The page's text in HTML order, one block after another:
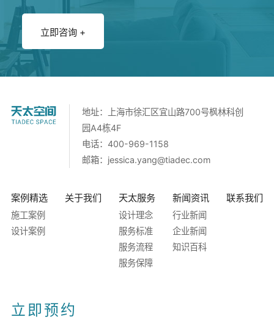
立即咨询 +
地址：上海市徐汇区宜山路700号枫林科创
园A4栋4F
电话：400-969-1158
邮箱： jessica.yang@tiadec.com
案例精选
施工案例
设计案例
关于我们 天太服务
设计理念
服务标准
服务流程
服务保障
新闻资讯
行业新闻
企业新闻
知识百科
联系我们
立即预约